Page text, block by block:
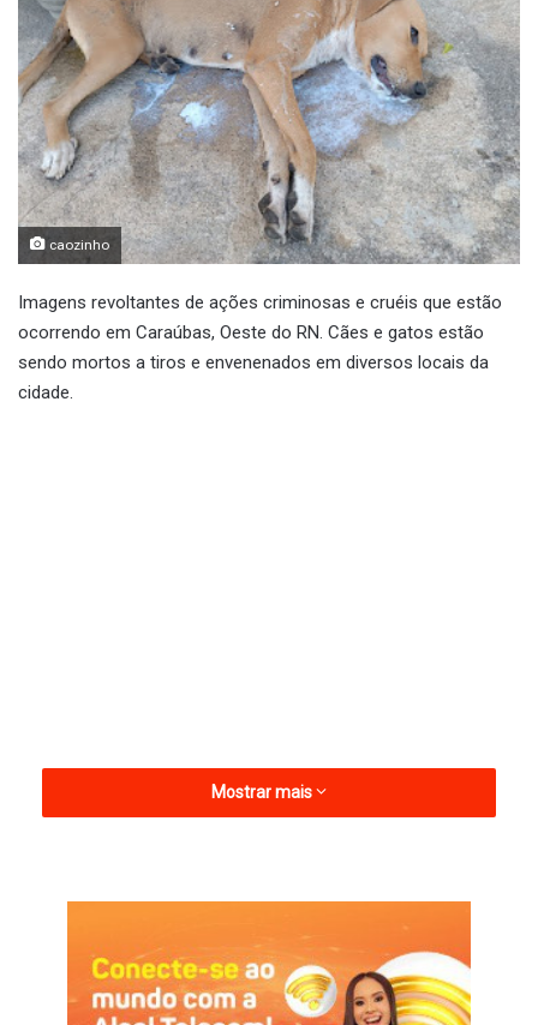
caozinho
Imagens revoltantes de ações criminosas e cruéis que estão
ocorrendo em Caraúbas, Oeste do RN. Cães e gatos estão
sendo mortos a tiros e envenenados em diversos locais da
cidade.
Esse ato criminoso precisa de respostas urgentes das
Informações com João Marcolino
Mostrar mais